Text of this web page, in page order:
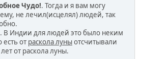
Чудо!. Тогда и я вам могу
не лечил(исцелял) людей, так
В Индии для людей это было неким
от раскола луныотсчитывали
от раскола луны.